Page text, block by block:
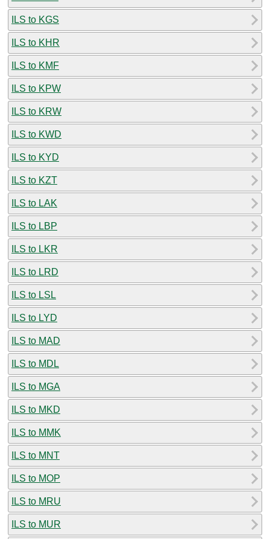
ILS to KGS
ILS to KHR
ILS to KMF
ILS to KPW
ILS to KRW
ILS to KWD
ILS to KYD
ILS to KZT
ILS to LAK
ILS to LBP
ILS to LKR
ILS to LRD
ILS to LSL
ILS to LYD
ILS to MAD
ILS to MDL
ILS to MGA
ILS to MKD
ILS to MMK
ILS to MNT
ILS to MOP
ILS to MRU
ILS to MUR